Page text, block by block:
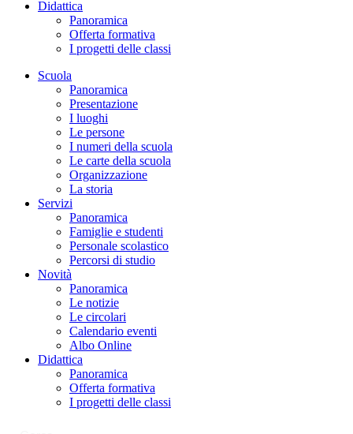
Didattica
Panoramica
Offerta formativa
I progetti delle classi
Scuola
Panoramica
Presentazione
I luoghi
Le persone
I numeri della scuola
Le carte della scuola
Organizzazione
La storia
Servizi
Panoramica
Famiglie e studenti
Personale scolastico
Percorsi di studio
Novità
Panoramica
Le notizie
Le circolari
Calendario eventi
Albo Online
Didattica
Panoramica
Offerta formativa
I progetti delle classi